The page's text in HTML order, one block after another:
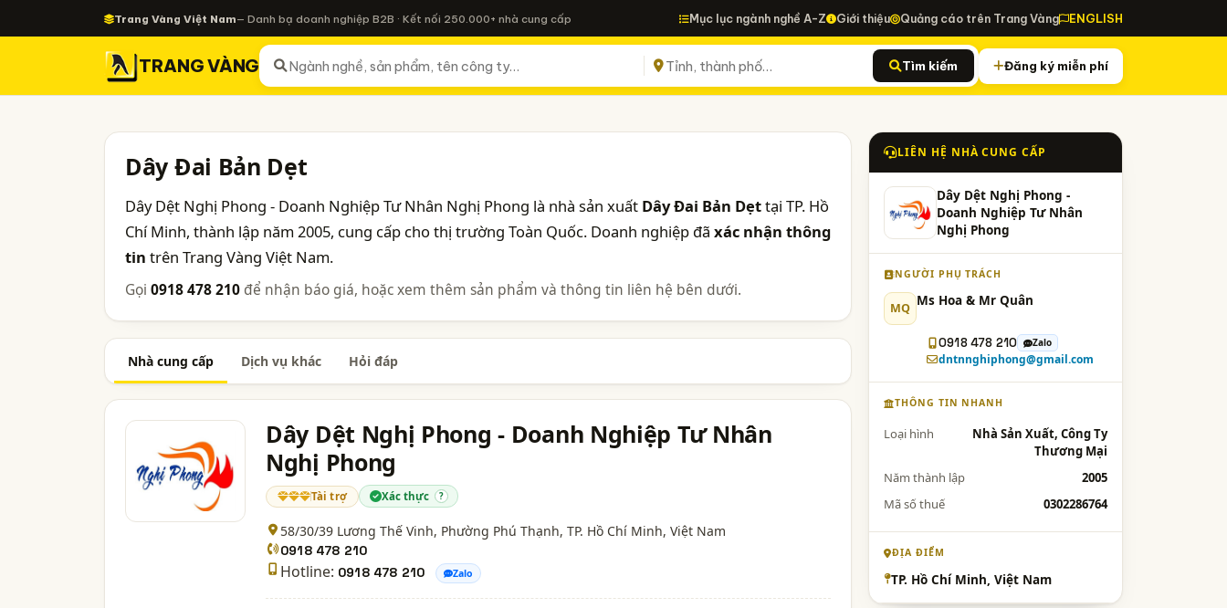
Trang Vàng Việt Nam— Danh bạ doanh nghiệp B2B · Kết nối 250.000+ nhà cung cấp Mục lục ngành nghề A-Z Giới thiệu Quảng cáo trên Trang Vàng ENGLISH
TRANG VÀNG Tìm kiếm Đăng ký miễn phí
Dây Đai Bản Dẹt
Dây Dệt Nghị Phong - Doanh Nghiệp Tư Nhân Nghị Phong là nhà sản xuất Dây Đai Bản Dẹttại TP. Hồ
Chí Minh, thành lập năm 2005, cung cấp cho thị trường Toàn Quốc. Doanh nghiệp đã xác nhận thông
tin trên Trang Vàng Việt Nam.
Gọi 0918 478 210 để nhận báo giá, hoặc xem thêm sản phẩm và thông tin liên hệ bên dưới.
Nhà cung cấp Dịch vụ khác Hỏi đáp
Dây Dệt Nghị Phong - Doanh Nghiệp Tư Nhân
Nghị Phong
Tài trợ Xác thực ?
58/30/39 Lương Thế Vinh, Phường Phú Thạnh, TP. Hồ Chí Minh, Việt Nam
0918 478 210
Hotline: 0918 478 210 Zalo
LIÊN HỆ NHÀ CUNG CẤP
Dây Dệt Nghị Phong -
Doanh Nghiệp Tư Nhân
Nghị Phong
NGƯỜI PHỤ TRÁCH
MQ Ms Hoa & Mr Quân
0918 478 210 Zalo
dntnnghiphong@gmail.com
THÔNG TIN NHANH
Loại hình
Nhà Sản Xuất, Công Ty
Thương Mại
Năm thành lập
2005
Mã số thuế
0302286764
ĐỊA ĐIỂM
TP. Hồ Chí Minh, Việt Nam